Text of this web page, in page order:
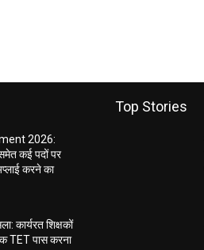
2026:
कई पदों पर
करने का
कार्यरत शिक्षकों
TET पास करना
Top Stories